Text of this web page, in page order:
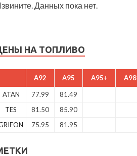
Данных пока нет.
НА ТОПЛИВО
A92 A95 A95+ A98
ATAN 77.99 81.49
TES
81.50 85.90
75.95 81.95